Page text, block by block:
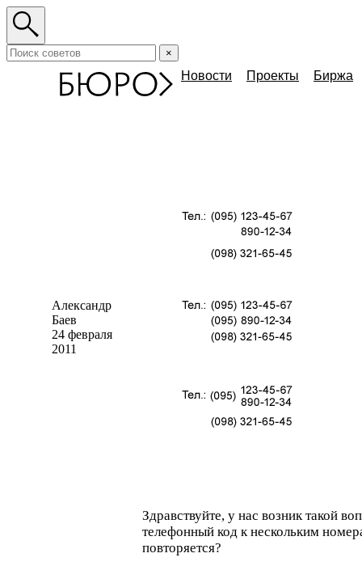
×
Новости Проекты Биржа
Александр
Баев
24 февраля
2011
Здравствуйте, у нас возник такой
телефонный код к нескольким
повторяется?